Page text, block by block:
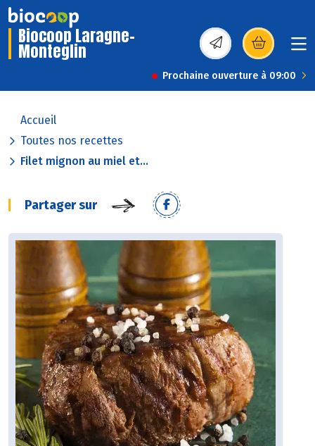
Biocoop Laragne-
Monteglin (s’ouvre dans une
Prochaine ouverture à 09:00
Accueil
Toutes nos recettes
Filet mignon au miel et...
Partager sur